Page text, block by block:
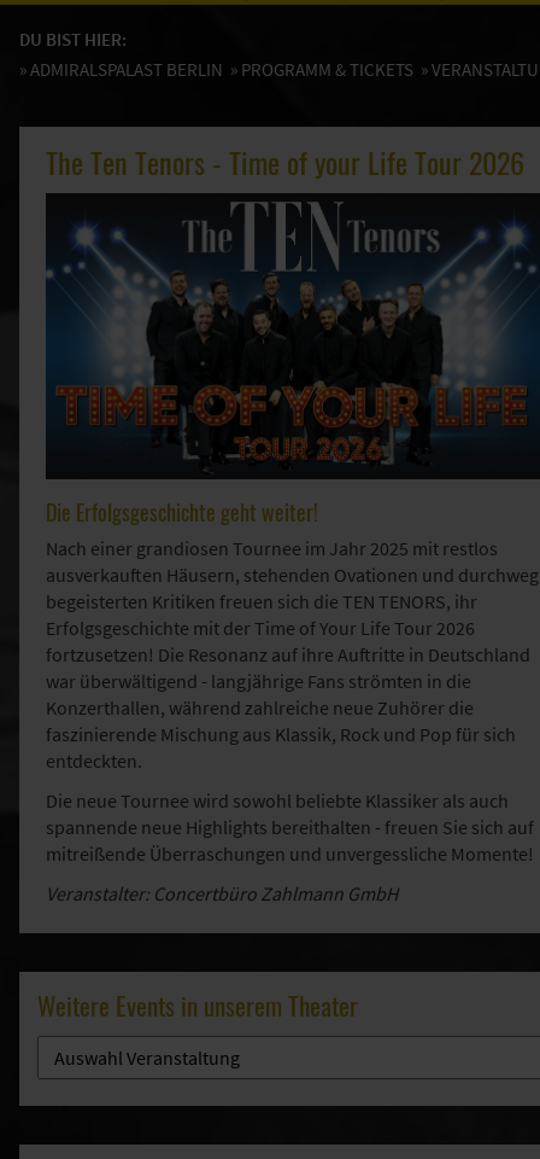
DU BIST HIER:
»ADMIRALSPALAST BERLIN » PROGRAMM & TICKETS »
The Ten Tenors - Time of your Life Tour 2026
Die Erfolgsgeschichte geht weiter!
Nach einer grandiosen Tournee im Jahr 2025 mit restlos
ausverkauften Häusern, stehenden Ovationen und durchweg
begeisterten Kritiken freuen sich die TEN TENORS, ihr
Erfolgsgeschichte mit der Time of Your Life Tour 2026
fortzusetzen! Die Resonanz auf ihre Auftritte in Deutschland
war überwältigend - langjährige Fans strömten in die
Konzerthallen, während zahlreiche neue Zuhörer die
faszinierende Mischung aus Klassik, Rock und Pop für sich
entdeckten.
Die neue Tournee wird sowohl beliebte Klassiker als auch
spannende neue Highlights bereithalten - freuen Sie sich auf
mitreißende Überraschungen und unvergessliche Momente!
Veranstalter: Concertbüro Zahlmann GmbH
Weitere Events in unserem Theater